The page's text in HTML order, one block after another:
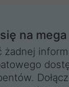
na
żadnej